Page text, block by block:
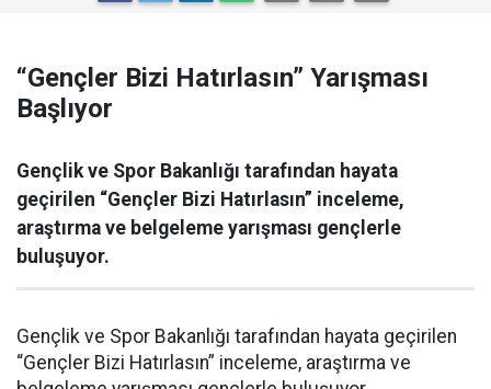
“Gençler Bizi Hatırlasın” Yarışması
Başlıyor
Gençlik ve Spor Bakanlığı tarafından hayata
geçirilen “Gençler Bizi Hatırlasın” inceleme,
araştırma ve belgeleme yarışması gençlerle
buluşuyor.
Gençlik ve Spor Bakanlığı tarafından hayata geçirilen
“Gençler Bizi Hatırlasın” inceleme, araştırma ve